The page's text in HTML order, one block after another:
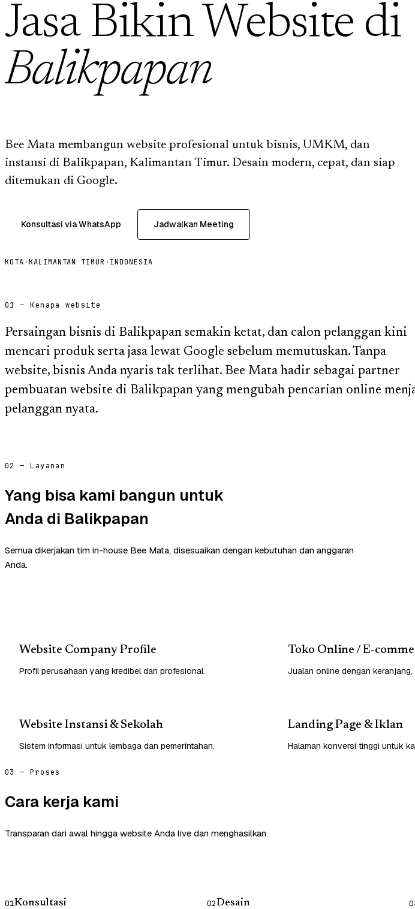
Jasa Bikin Website di
Balikpapan
Bee Mata membangun website profesional untuk bisnis, UMKM, dan
instansi di Balikpapan, Kalimantan Timur. Desain modern, cepat, dan siap
ditemukan di Google.
Konsultasi via WhatsApp Jadwalkan Meeting
KOTA ·KALIMANTAN TIMUR · INDONESIA
01 — Kenapa website
Persaingan bisnis di Balikpapan semakin ketat, dan calon pelanggan kini
mencari produk serta jasa lewat Google sebelum memutuskan. Tanpa
website, bisnis Anda nyaris tak terlihat. Bee Mata hadir sebagai partner
pembuatan website di Balikpapan yang mengubah pencarian online
pelanggan nyata.
02 — Layanan
Yang bisa kami bangun untuk
Anda di Balikpapan
Semua dikerjakan tim in-house Bee Mata, disesuaikan dengan kebutuhan dan anggaran
Anda.
Website Company Profile
Profil perusahaan yang kredibel dan profesional.
Toko Online / E-
Jualan online dengan
Website Instansi & Sekolah
Sistem informasi untuk lembaga dan pemerintahan.
Landing Page & Iklan
Halaman konversi tinggi untuk
03 — Proses
Cara kerja kami
Transparan dari awal hingga website Anda live dan menghasilkan.
01Konsultasi
02Desain